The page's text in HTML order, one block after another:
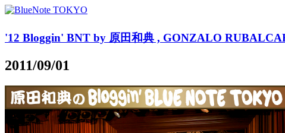
'12 Bloggin' BNT by 原田和典 , GONZALO
2011/09/01